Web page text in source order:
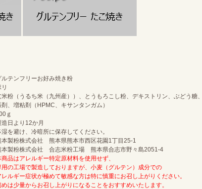
ルテンフリーお好み焼き粉
米粉（うるち米（九州産））、とうもろこし粉、デキストリン、ぶどう糖
剤、増粘剤（HPMC、キサンタンガム）
ｇ
造日より12か月
湿を避け、冷暗所に保存してください。
本製粉株式会社 熊本県熊本市西区花園1丁目25-1
本製粉株式会社 合志米粉工場 熊本県合志市野々島2051-4
商品はアレルギー特定原材料を使用せず、
用の工場で製造しておりますが、小麦（グルテン）成分での
レルギー症状が極めて敏感な方は特に慎重にお召し上がりください。
めは少量からお召し上がりになることをおすすめいたします。